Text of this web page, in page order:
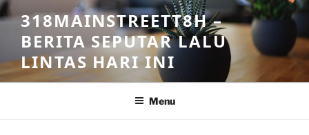
Skip
to
content
318MAINSTREETT8H –
BERITA SEPUTAR LALU
LINTAS HARI INI
Menu